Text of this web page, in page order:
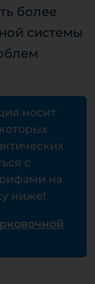
более
системы
носит
с
на
ниже!